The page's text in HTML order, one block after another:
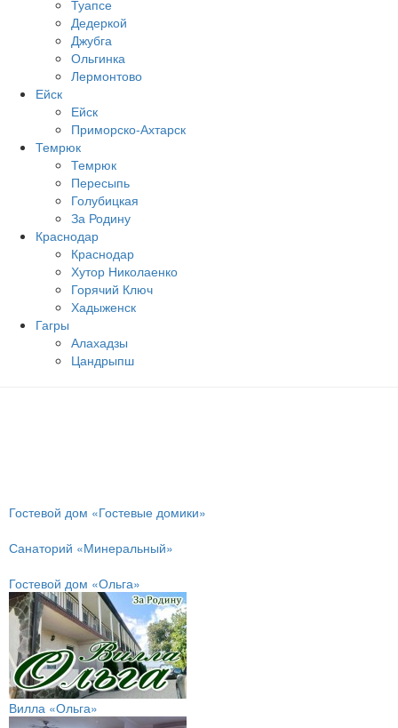
Туапсе
Дедеркой
Джубга
Ольгинка
Лермонтово
Ейск
Ейск
Приморско-Ахтарск
Темрюк
Темрюк
Пересыпь
Голубицкая
За Родину
Краснодар
Краснодар
Хутор Николаенко
Горячий Ключ
Хадыженск
Гагры
Алахадзы
Цандрыпш
Гостевой дом «Гостевые домики»
Санаторий «Минеральный»
Гостевой дом «Ольга»
Вилла «Ольга»